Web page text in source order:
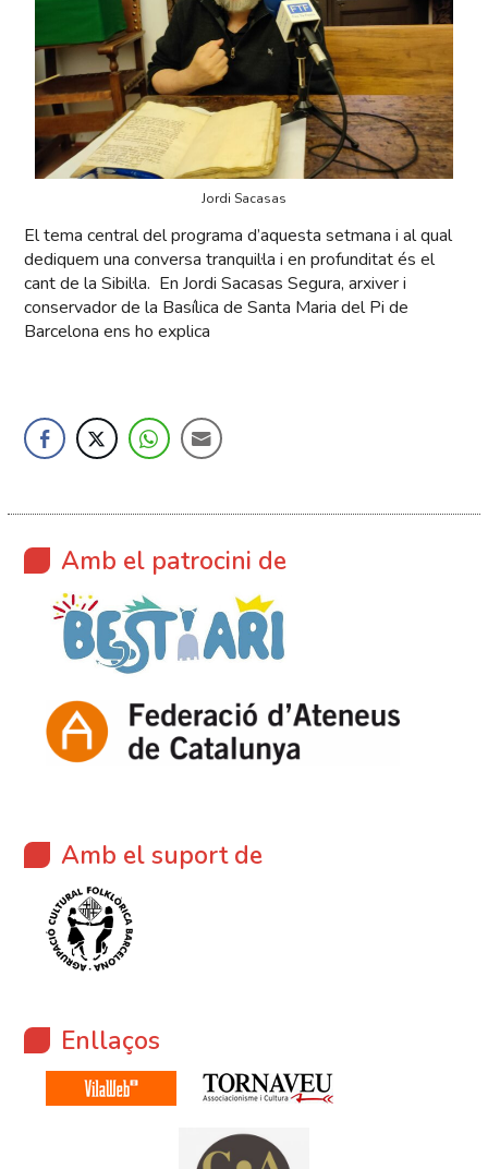
Jordi Sacasas
El tema central del programa d’aquesta setmana i al qual
dediquem una conversa tranquil·la i en profunditat és el
cant de la Sibil·la. En Jordi Sacasas Segura, arxiver i
conservador de la Basílica de Santa Maria del Pi de
Barcelona ens ho explica
Amb el patrocini de
Amb el suport de
Enllaços